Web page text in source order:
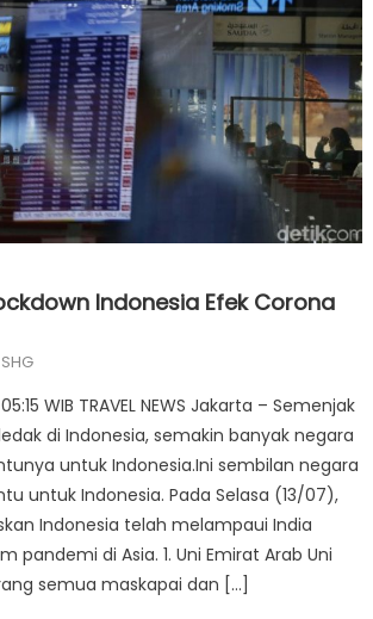
Indonesia Efek Corona
Author
SHG
WIB TRAVEL NEWS Jakarta – Semenjak
di Indonesia, semakin banyak negara
untuk Indonesia.Ini sembilan negara
untuk Indonesia. Pada Selasa (13/07),
Indonesia telah melampaui India
pandemi di Asia. 1. Uni Emirat Arab Uni
semua maskapai dan […]